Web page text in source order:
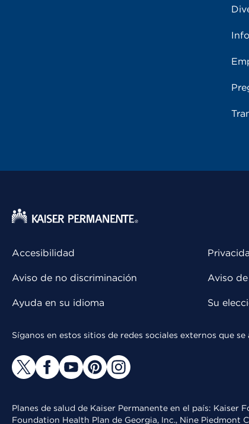
Accesibilidad
Aviso de no discriminación
Ayuda en su idioma
Aviso
Su
Síganos en estos sitios de redes sociales externos que
Planes de salud de Kaiser Permanente en el país:
Foundation Health Plan de Georgia, Inc., Nine Piedmont